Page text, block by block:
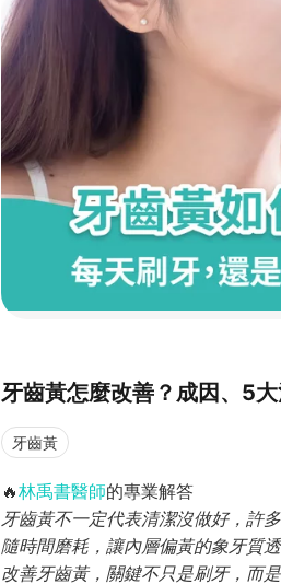
牙齒黃怎麼改善？成因、5
牙齒黃
🔥林禹書醫師的專業解答
牙齒黃不一定代表清潔沒做好，許
隨時間磨耗，讓內層偏黃的象牙質
改善牙齒黃，關鍵不只是刷牙，而